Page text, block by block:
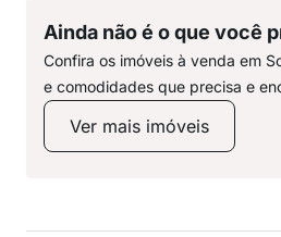
Ainda não é o que você
Confira os imóveis à venda em
e comodidades que precisa e
Ver mais imóveis